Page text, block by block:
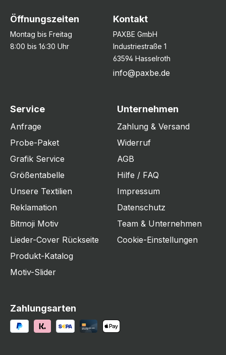
Öffnungszeiten
Montag bis Freitag
8:00 bis 16:30 Uhr
Kontakt
PAXBE GmbH
Industriestraße 1
63594 Hasselroth
info@paxbe.de
Service
Anfrage
Probe-Paket
Grafik Service
Größentabelle
Unsere Textilien
Reklamation
Bitmoji Motiv
Lieder-Cover Rückseite
Produkt-Katalog
Motiv-Slider
Unternehmen
Zahlung & Versand
Widerruf
AGB
Hilfe / FAQ
Impressum
Datenschutz
Team & Unternehmen
Cookie-Einstellungen
Zahlungsarten